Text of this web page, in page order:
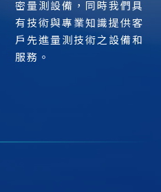
密量測設備，同時我們具
有技術與專業知識提供客
戶先進量測技術之設備和
服務。